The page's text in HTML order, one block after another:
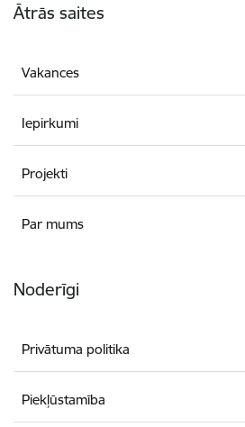
Ātrās saites
Vakances
Iepirkumi
Projekti
Par mums
Noderīgi
Privātuma politika
Piekļūstamība